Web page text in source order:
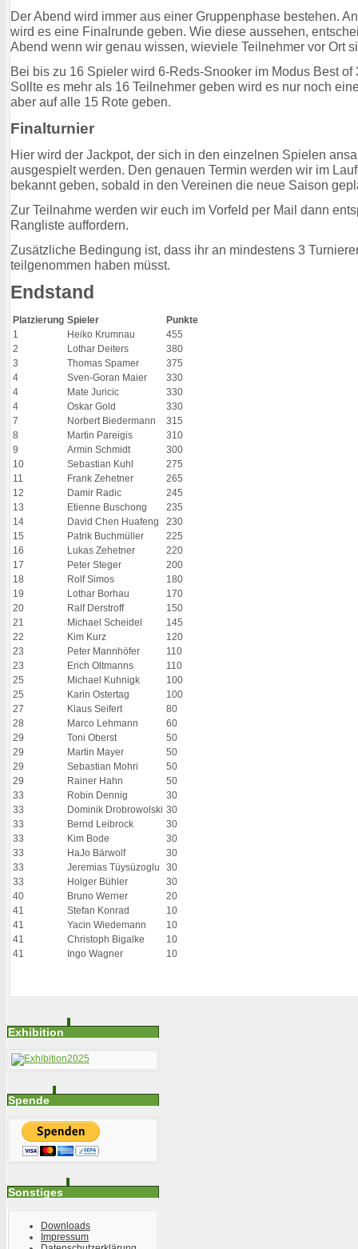
Der Abend wird immer aus einer Gruppenphase bestehen.
wird es eine Finalrunde geben. Wie diese aussehen,
Abend wenn wir genau wissen, wieviele Teilnehmer vor Ort
Bei bis zu 16 Spieler wird 6-Reds-Snooker im Modus Best of
Sollte es mehr als 16 Teilnehmer geben wird es nur noch
aber auf alle 15 Rote geben.
Finalturnier
Hier wird der Jackpot, der sich in den einzelnen Spielen
ausgespielt werden. Den genauen Termin werden wir im
bekannt geben, sobald in den Vereinen die neue Saison
Zur Teilnahme werden wir euch im Vorfeld per Mail dann
Rangliste auffordern.
Zusätzliche Bedingung ist, dass ihr an mindestens 3
teilgenommen haben müsst.
Endstand
Platzierung Spieler
Punkte
1
Heiko Krumnau
455
2
Lothar Deiters
380
3
Thomas Spamer
375
4
Sven-Goran Maier
330
4
Mate Juricic
330
4
Oskar Gold
330
7
Norbert Biedermann
315
8
Martin Pareigis
310
9
Armin Schmidt
300
10
Sebastian Kuhl
275
11
Frank Zehetner
265
12
Damir Radic
245
13
Etienne Buschong
235
14
David Chen Huafeng
230
15
Patrik Buchmüller
225
16
Lukas Zehetner
220
17
Peter Steger
200
18
Rolf Simos
180
19
Lothar Borhau
170
20
Ralf Derstroff
150
21
Michael Scheidel
145
22
Kim Kurz
120
23
Peter Mannhöfer
110
23
Erich Oltmanns
110
25
Michael Kuhnigk
100
25
Karin Ostertag
100
27
Klaus Seifert
80
28
Marco Lehmann
60
29
Toni Oberst
50
29
Martin Mayer
50
29
Sebastian Mohri
50
29
Rainer Hahn
50
33
Robin Dennig
30
33
Dominik Drobrowolski 30
33
Bernd Leibrock
30
33
Kim Bode
30
33
HaJo Bärwolf
30
33
Jeremias Tüysüzoglu
30
33
Holger Bühler
30
40
Bruno Werner
20
41
Stefan Konrad
10
41
Yacin Wiedemann
10
41
Christoph Bigalke
10
41
Ingo Wagner 10
Exhibition
Spende
Sonstiges
Downloads
Impressum